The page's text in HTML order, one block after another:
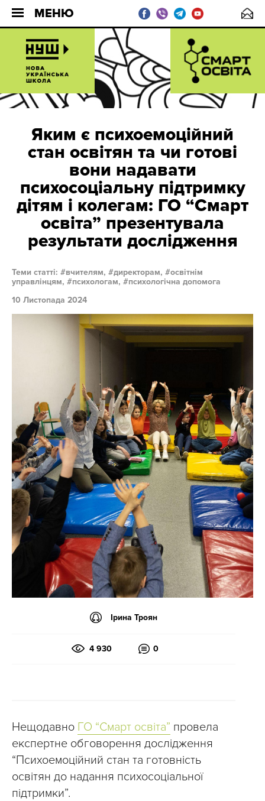
МЕНЮ
Яким є психоемоційний
стан освітян та чи готові
вони надавати
психосоціальну підтримку
дітям і колегам: ГО “Смарт
освіта” презентувала
результати дослідження
Теми статті: вчителям, директорам,
освітнім
управлінцям,
психологам,
психологічна допомога
10 Листопада 2024
Ірина Троян
4 930 0
Нещодавно ГО “Смарт освіта” провела
експертне обговорення дослідження
“Психоемоційний стан та готовність
освітян до надання психосоціальної
підтримки”.